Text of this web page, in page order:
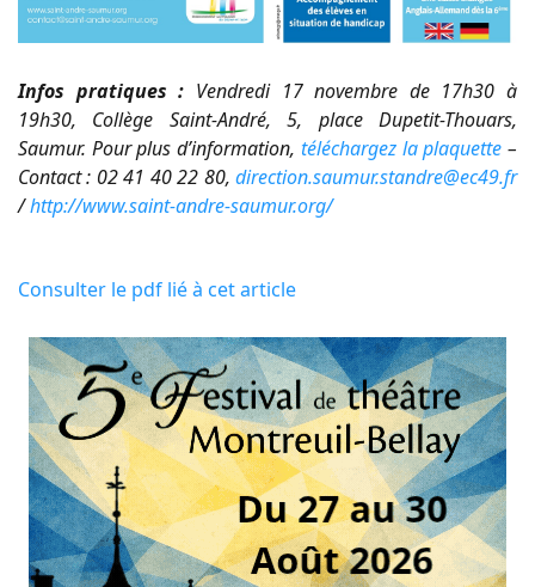
Infos pratiques : Vendredi 17 novembre de 17h30 à
19h30, Collège Saint-André, 5, place Dupetit-Thouars,
Saumur. Pour plus d’information, téléchargez la plaquette –
Contact : 02 41 40 22 80, direction.saumur.standre@ec49.fr
/http://www.saint-andre-saumur.org/
Consulter le pdf lié à cet article